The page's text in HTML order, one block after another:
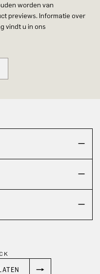
worden van
previews. Informatie over
vindt u in ons